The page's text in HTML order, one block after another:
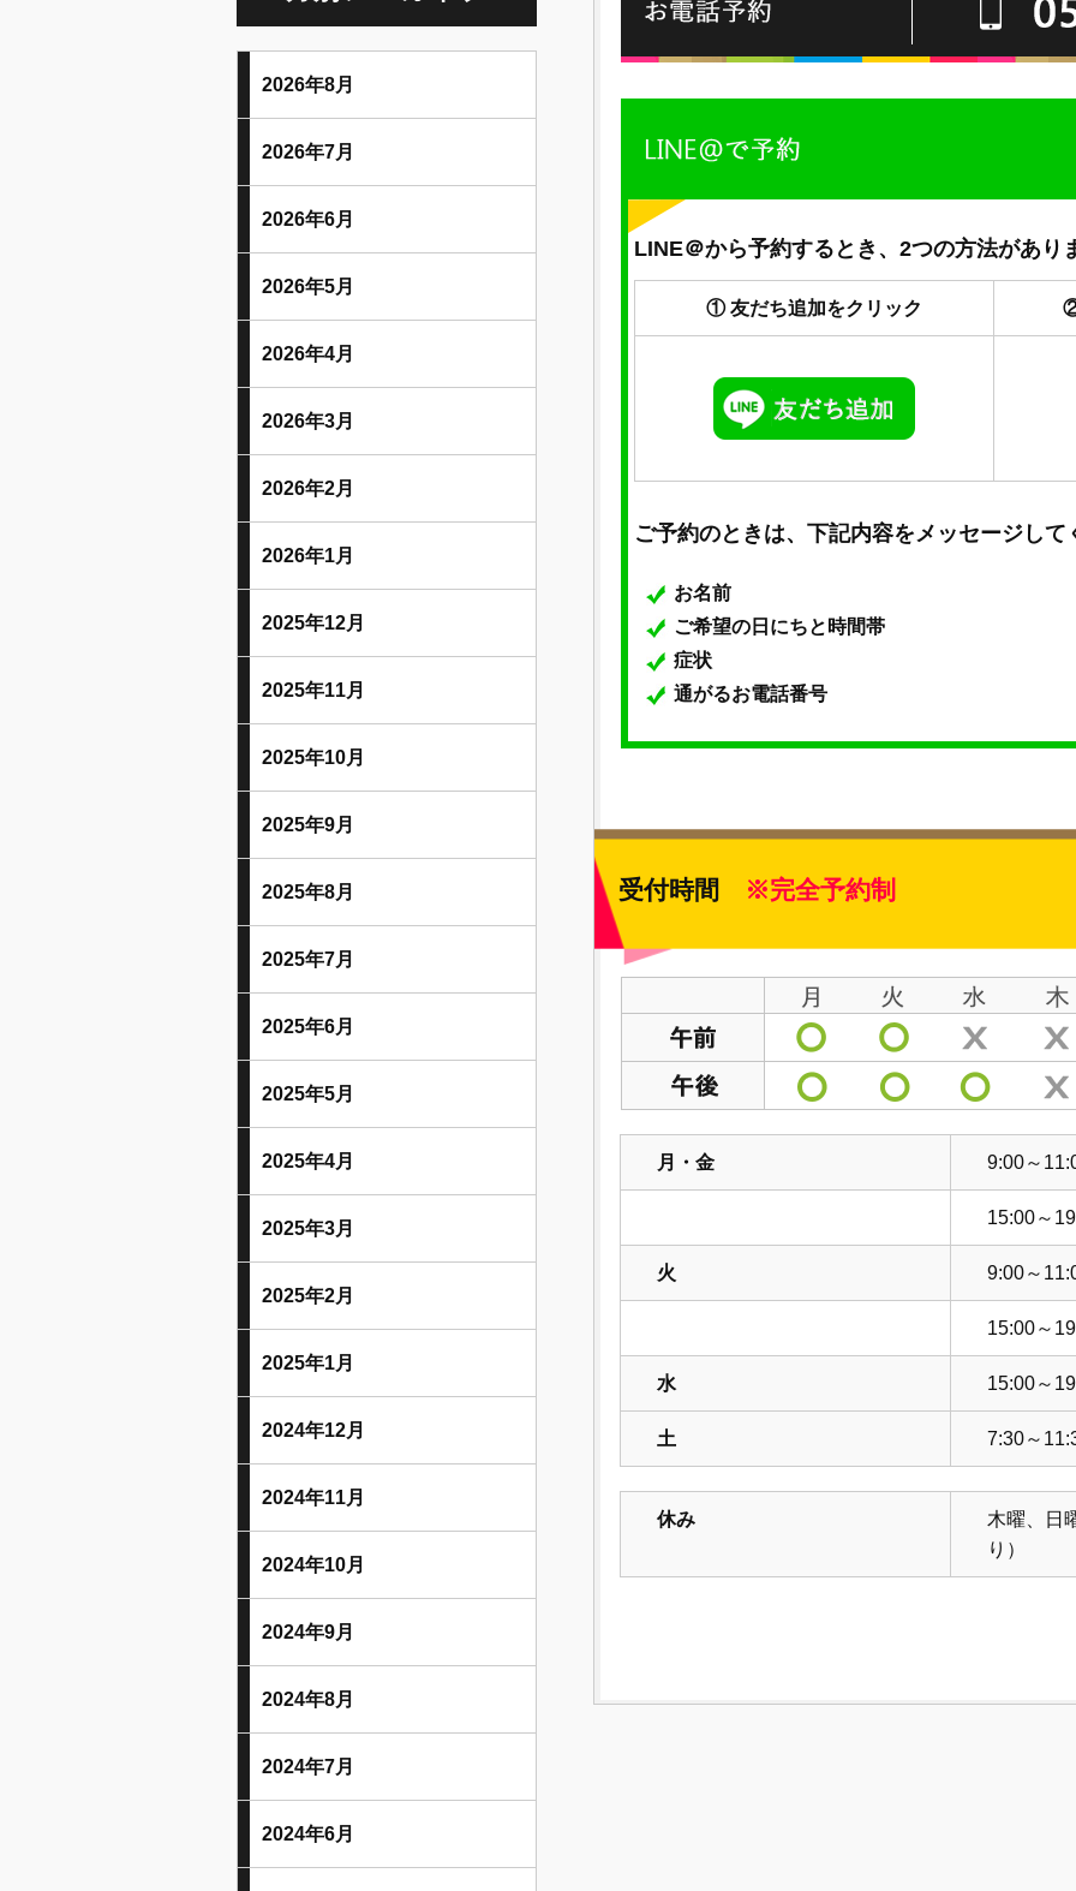
LINE＠から予約するとき、2つの方法があり
① 友だち追加をクリック
ご予約のときは、下記内容をメッセージして
お名前
ご希望の日にちと時間帯
症状
通がるお電話番号
受付時間 ※完全予約制
月・金 9:00～
15:00～
火 9:00～
15:00～
水 15:00～
土 7:30～
休み
木曜、日
り）
2026年8月
2026年7月
2026年6月
2026年5月
2026年4月
2026年3月
2026年2月
2026年1月
2025年12月
2025年11月
2025年10月
2025年9月
2025年8月
2025年7月
2025年6月
2025年5月
2025年4月
2025年3月
2025年2月
2025年1月
2024年12月
2024年11月
2024年10月
2024年9月
2024年8月
2024年7月
2024年6月